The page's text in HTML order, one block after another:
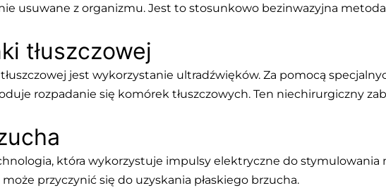
usuwane z organizmu. Jest to stosunkowo bezinwazyjna
tłuszczowej
jest wykorzystanie ultradźwięków. Za pomocą
rozpadanie się komórek tłuszczowych. Ten niechirurgiczny
która wykorzystuje impulsy elektryczne do stymulowania
przyczynić się do uzyskania płaskiego brzucha.